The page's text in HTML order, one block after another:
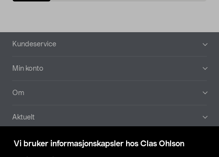
Vi bruker informasjonskapsler hos Clas Ohlson
Bunntekst
Kundeservice
Min konto
Om
Aktuelt
Våre selskaper